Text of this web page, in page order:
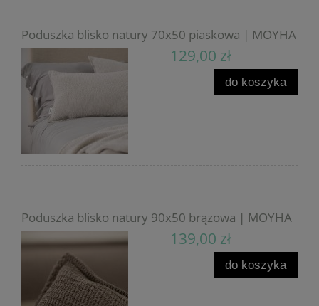
Poduszka blisko natury 70x50 piaskowa | MOYHA
129,00 zł
do koszyka
Poduszka blisko natury 90x50 brązowa | MOYHA
139,00 zł
do koszyka